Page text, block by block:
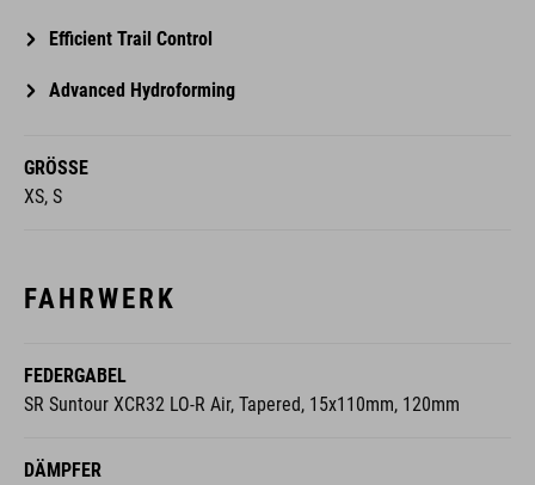
Efficient Trail Control
Advanced Hydroforming
GRÖSSE
XS, S
FAHRWERK
FEDERGABEL
SR Suntour XCR32 LO-R Air, Tapered, 15x110mm, 120mm
DÄMPFER